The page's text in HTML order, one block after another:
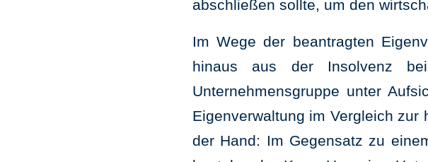
abschließen sollte, um den
Im Wege der beantragten
hinaus aus der Insolvenz bei
Unternehmensgruppe unter
Eigenverwaltung im Vergleich
der Hand: Im Gegensatz zu